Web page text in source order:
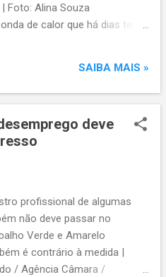
Foto: Alina Souza
de calor que há dias tem
parte das regiões.
de chuva forte atingiram
seu pico. Um esperado
chegar nos primeiros dias
ficar ao redor e passar de
a formação de nuvens de
vertical com risco de
chover forte de forma
SAIBA MAIS »
deve
profissional de algumas
não deve passar no
Verde e Amarelo
é contrário à medida |
/ Agência Câmara /